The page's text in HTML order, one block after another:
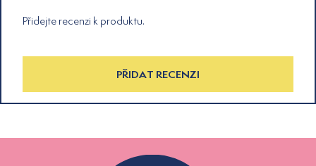
Přidejte recenzi k produktu.
PŘIDAT RECENZI